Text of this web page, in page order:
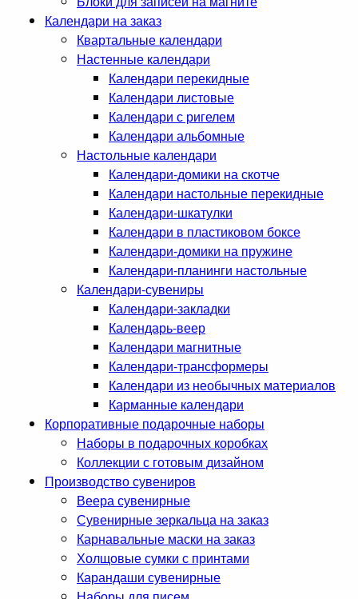
Календари на заказ
Квартальные календари
Настенные календари
Календари перекидные
Календари листовые
Календари с ригелем
Календари альбомные
Настольные календари
Календари-домики на скотче
Календари настольные перекидные
Календари-шкатулки
Календари в пластиковом боксе
Календари-домики на пружине
Календари-планинги настольные
Календари-сувениры
Календари-закладки
Календарь-веер
Календари магнитные
Календари-трансформеры
Календари из необычных материалов
Карманные календари
Корпоративные подарочные наборы
Наборы в подарочных коробках
Коллекции с готовым дизайном
Производство сувениров
Веера сувенирные
Сувенирные зеркальца на заказ
Карнавальные маски на заказ
Холщовые сумки с принтами
Карандаши сувенирные